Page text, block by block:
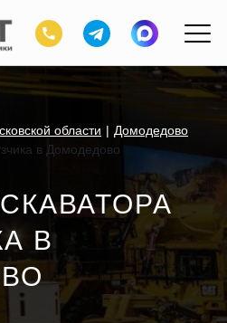
области
Домодедово
в Домодедово
В